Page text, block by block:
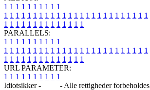
1 1 1 1 1 1 1 1 1 1
1 1 1 1 1 1 1 1 1 1 1 1 1 1 1 1 1 1 1 1 1 1 1 1 1
1 1 1 1 1 1 1 1 1 1 1 1 1 1
PARALLELS:
1 1 1 1 1 1 1 1 1 1
1 1 1 1 1 1 1 1 1 1 1 1 1 1 1 1 1 1 1 1 1 1 1 1 1
1 1 1 1 1 1 1 1 1 1 1 1 1 1
URL PARAMETER:
1 1 1 1 1 1 1 1 1 1
Idiotsikker -
- Alle rettigheder forbeholdes